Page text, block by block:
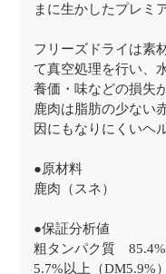
まに生かしたプレミ
フリーズドライは素
て真空処理を行い、
養価・味などの損失
鹿肉は脂肪の少ない
因にもなりにくいヘ
●原材料
鹿肉（スネ）
●保証分析値
粗タンパク質
5.7%以上（